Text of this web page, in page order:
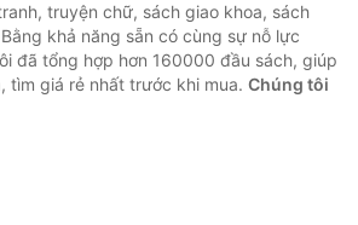
truyện chữ, sách giao khoa, sách
khả năng sẵn có cùng sự nỗ lực
đã tổng hợp hơn 160000 đầu sách, giúp
tìm giá rẻ nhất trước khi mua. Chúng tôi